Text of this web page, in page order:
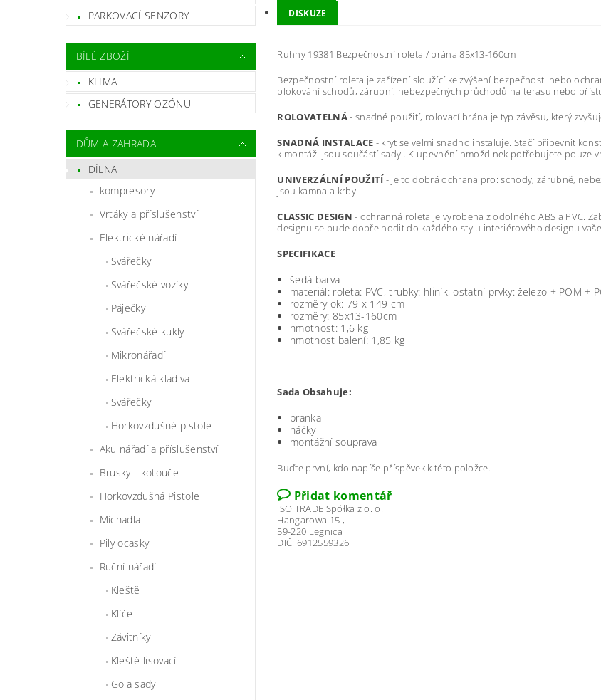
PARKOVACÍ SENZORY
BÍLÉ ZBOŽÍ
KLIMA
GENERÁTORY OZÓNU
DŮM A ZAHRADA
DÍLNA
kompresory
Vrtáky a příslušenství
Elektrické nářadí
Svářečky
Svářečské vozíky
Páječky
Svářečské kukly
Mikronářadí
Elektrická kladiva
Svářečky
Horkovzdušné pistole
Aku nářadí a příslušenství
Brusky - kotouče
Horkovzdušná Pistole
Míchadla
Pily ocasky
Ruční nářadí
Kleště
Klíče
Závitníky
Kleště lisovací
Gola sady
DISKUZE
Ruhhy 19381 Bezpečnostní roleta / brána 85x13-160cm
Bezpečnostní roleta je zařízení sloužící ke zvýšení bezpečnosti nebo
blokování schodů, zárubní, nebezpečných průchodů na terasu nebo
ROLOVATELNÁ- snadné použití, rolovací brána je typ závěsu, který
SNADNÁ INSTALACE - kryt se velmi snadno instaluje. Stačí připevnit
k montáži jsou součástí sady . K upevnění hmoždinek potřebujete pouze
UNIVERZÁLNÍ POUŽITÍ- je to dobrá ochrana pro: schody, zárubně,
jsou kamna a krby.
CLASSIC DESIGN - ochranná roleta je vyrobena z odolného ABS a PVC.
designu se bude dobře hodit do každého stylu interiérového designu
SPECIFIKACE
šedá barva
materiál: roleta: PVC, trubky: hliník, ostatní prvky: železo + POM +
rozměry ok: 79 x 149 cm
rozměry: 85x13-160cm
hmotnost: 1,6 kg
hmotnost balení: 1,85 kg
Sada Obsahuje:
branka
háčky
montážní souprava
Buďte první, kdo napíše příspěvek k této položce.
Přidat komentář
ISO TRADE Spółka z o. o.
Hangarowa 15 ,
59-220 Legnica
DIČ: 6912559326